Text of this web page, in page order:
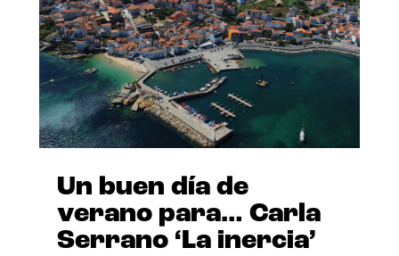
Un buen día de
verano para… Carla
Serrano ‘La inercia’